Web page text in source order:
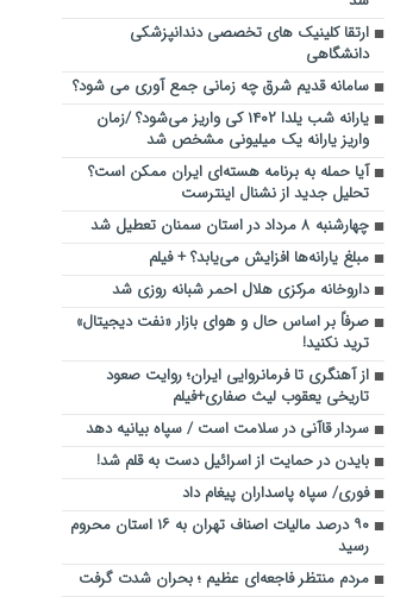
ارتقا کلینیک های تخصصی دندانپزشکی
دانشگاهی
سامانه قدیم شرق چه زمانی جمع آوری می شود؟
یارانه شب یلدا ۱۴۰۲ کی واریز می‌شود؟ /زمان
واریز یارانه یک میلیونی مشخص شد
آیا حمله به برنامه هسته‌ای ایران ممکن است؟
تحلیل جدید از نشنال اینترست
چهارشنبه ۸ مرداد در استان سمنان تعطیل شد
مبلغ یارانه‌ها افزایش می‌یابد؟ + فیلم
داروخانه مرکزی هلال احمر شبانه روزی شد
صرفاً بر اساس حال و هوای بازار «نفت دیجیتال»
ترید نکنید!
از آهنگری تا فرمانروایی ایران؛ روایت صعود
تاریخی یعقوب لیث صفاری+فیلم
سردار قاآنی در سلامت است / سپاه بیانیه دهد
بایدن در حمایت از اسرائیل دست به قلم شد!
فوری/ سپاه پاسداران پیغام داد
۹۰ درصد مالیات اصناف تهران به ۱۶ استان محروم
رسید
مردم منتظر فاجعه‌ای عظیم ؛ بحران شدت گرفت